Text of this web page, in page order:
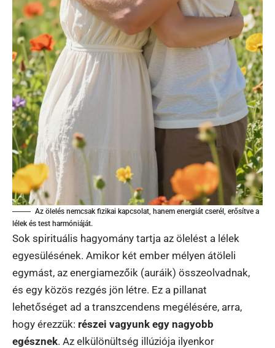
Az ölelés nemcsak fizikai kapcsolat, hanem energiát cserél, erősítve a
lélek és test harmóniáját.
Sok spirituális hagyomány tartja az ölelést a lélek
egyesülésének. Amikor két ember mélyen átöleli
egymást, az energiamezőik (auráik) összeolvadnak,
és egy közös rezgés jön létre. Ez a pillanat
lehetőséget ad a transzcendens megélésére, arra,
hogy érezzük: részei vagyunk egy nagyobb
egésznek. Az elkülönültség illúziója ilyenkor